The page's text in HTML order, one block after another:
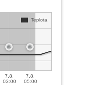
7.8.
03:00
7.8.
05:00
Teplota